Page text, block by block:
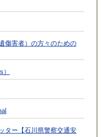
傷害者）の方々のための
ター【石川県警察交通安